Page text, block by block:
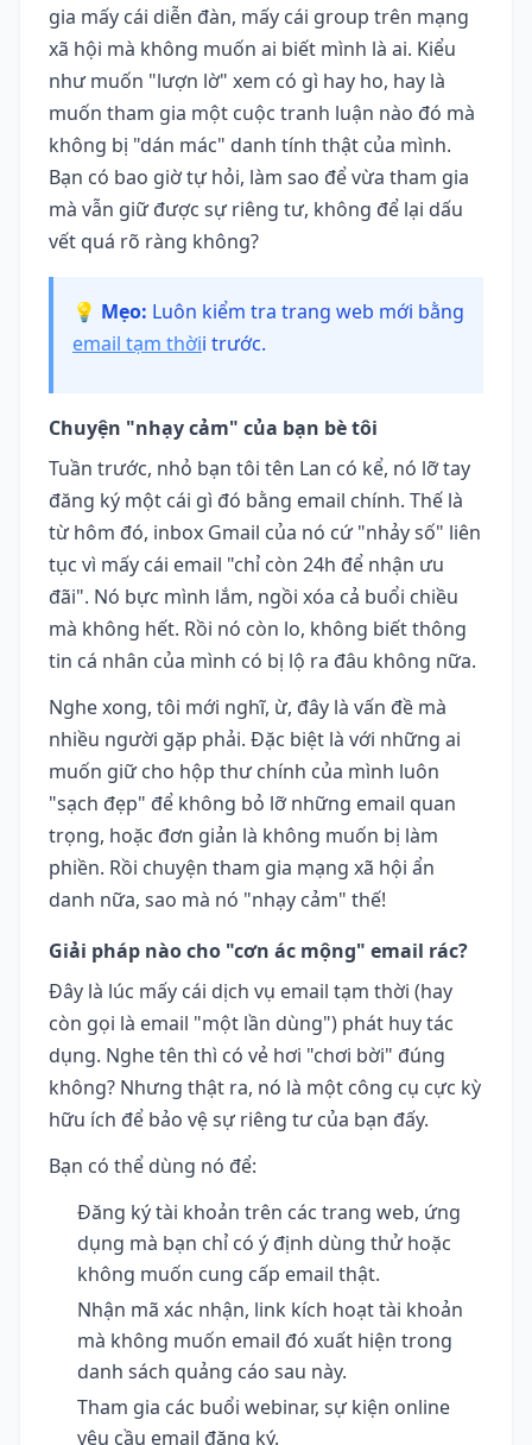
gia mấy cái diễn đàn, mấy cái group trên mạng
xã hội mà không muốn ai biết mình là ai. Kiểu
như muốn "lượn lờ" xem có gì hay ho, hay là
muốn tham gia một cuộc tranh luận nào đó mà
không bị "dán mác" danh tính thật của mình.
Bạn có bao giờ tự hỏi, làm sao để vừa tham gia
mà vẫn giữ được sự riêng tư, không để lại dấu
vết quá rõ ràng không?
💡 Mẹo: Luôn kiểm tra trang web mới bằng
email tạm thờii trước.
Chuyện "nhạy cảm" của bạn bè tôi
Tuần trước, nhỏ bạn tôi tên Lan có kể, nó lỡ tay
đăng ký một cái gì đó bằng email chính. Thế là
từ hôm đó, inbox Gmail của nó cứ "nhảy số" liên
tục vì mấy cái email "chỉ còn 24h để nhận ưu
đãi". Nó bực mình lắm, ngồi xóa cả buổi chiều
mà không hết. Rồi nó còn lo, không biết thông
tin cá nhân của mình có bị lộ ra đâu không nữa.
Nghe xong, tôi mới nghĩ, ừ, đây là vấn đề mà
nhiều người gặp phải. Đặc biệt là với những ai
muốn giữ cho hộp thư chính của mình luôn
"sạch đẹp" để không bỏ lỡ những email quan
trọng, hoặc đơn giản là không muốn bị làm
phiền. Rồi chuyện tham gia mạng xã hội ẩn
danh nữa, sao mà nó "nhạy cảm" thế!
Giải pháp nào cho "cơn ác mộng" email rác?
Đây là lúc mấy cái dịch vụ email tạm thời (hay
còn gọi là email "một lần dùng") phát huy tác
dụng. Nghe tên thì có vẻ hơi "chơi bời" đúng
không? Nhưng thật ra, nó là một công cụ cực kỳ
hữu ích để bảo vệ sự riêng tư của bạn đấy.
Bạn có thể dùng nó để:
Đăng ký tài khoản trên các trang web, ứng
dụng mà bạn chỉ có ý định dùng thử hoặc
không muốn cung cấp email thật.
Nhận mã xác nhận, link kích hoạt tài khoản
mà không muốn email đó xuất hiện trong
danh sách quảng cáo sau này.
Tham gia các buổi webinar, sự kiện online
yêu cầu email đăng ký.